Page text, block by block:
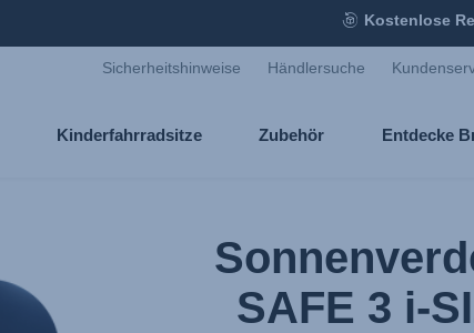
Kostenlose
Sicherheitshinweise Händlersuche
Kinderfahrradsitze Zubehör Entdecke
SAFE 3 i-